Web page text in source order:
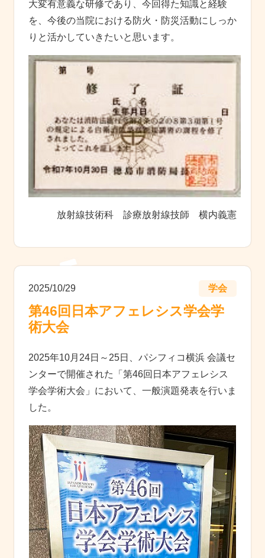
大変有意義な研修であり、今回得た知識と経験
を、今後の当院における防火・防災活動にしっか
りと活かしていきたいと思います。
放射線技術科 診療放射線技師 横内義憲
学会
2025/10/29
第46回日本アフェレシス学会学
術大会
2025年10月24日～25日、パシフィコ横浜 会議セ
ンターで開催された「第46回日本アフェレシス
学会学術大会」において、一般演題発表を行いま
した。